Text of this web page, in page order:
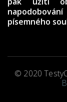
písemného
© 2020